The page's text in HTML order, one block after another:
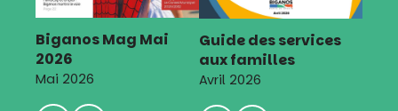
Biganos Mag Mai
2026
Mai 2026
Guide des services
aux familles
Avril 2026